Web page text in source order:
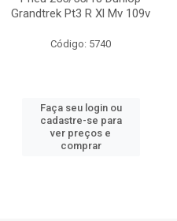
Grandtrek Pt3 R Xl Mv 109v
Código: 5740
Faça seu login ou
cadastre-se para
ver preços e
comprar